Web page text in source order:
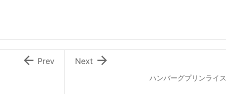
ハンバーグプリンライス

Next
 Prev